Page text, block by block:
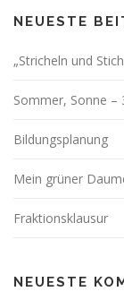
NEUESTE
„Stricheln und
Sommer, Sonne –
Bildungsplanung
Mein grüner
Fraktionsklausur
NEUESTE